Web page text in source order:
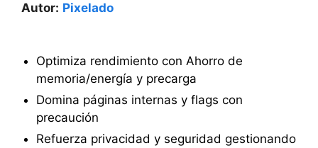
Autor: Pixelado
Optimiza rendimiento con Ahorro de
memoria/energía y precarga
Domina páginas internas y flags con
precaución
Refuerza privacidad y seguridad gestionando